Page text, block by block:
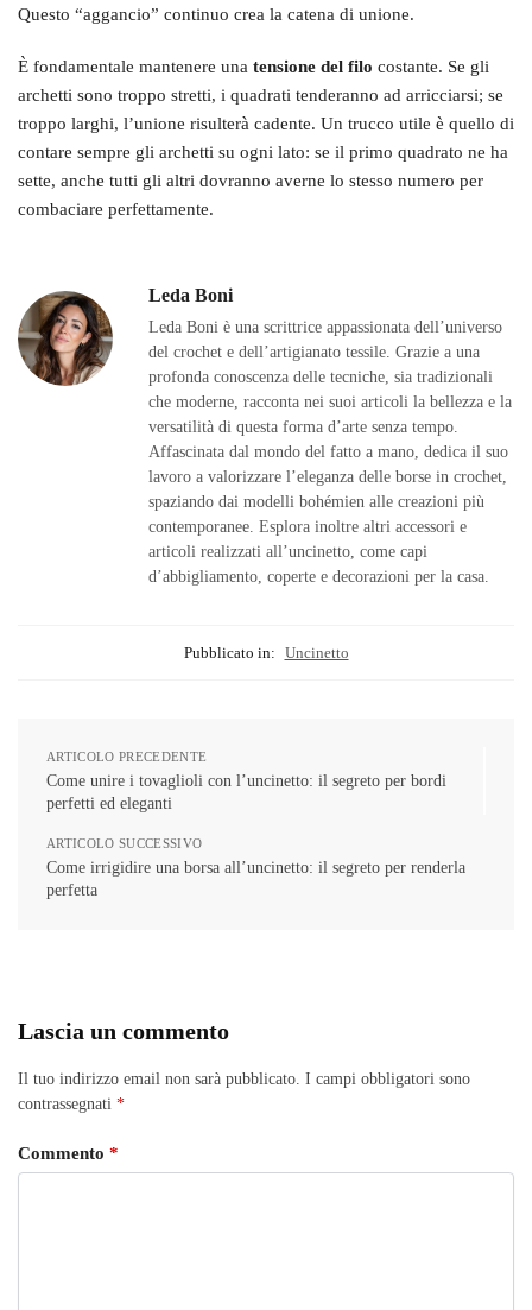
Questo “aggancio” continuo crea la catena di unione.
È fondamentale mantenere una tensione del filo costante. Se gli
archetti sono troppo stretti, i quadrati tenderanno ad arricciarsi; se
troppo larghi, l’unione risulterà cadente. Un trucco utile è quello di
contare sempre gli archetti su ogni lato: se il primo quadrato ne ha
sette, anche tutti gli altri dovranno averne lo stesso numero per
combaciare perfettamente.
Leda Boni
Leda Boni è una scrittrice appassionata dell’universo
del crochet e dell’artigianato tessile. Grazie a una
profonda conoscenza delle tecniche, sia tradizionali
che moderne, racconta nei suoi articoli la bellezza e la
versatilità di questa forma d’arte senza tempo.
Affascinata dal mondo del fatto a mano, dedica il suo
lavoro a valorizzare l’eleganza delle borse in crochet,
spaziando dai modelli bohémien alle creazioni più
contemporanee. Esplora inoltre altri accessori e
articoli realizzati all’uncinetto, come capi
d’abbigliamento, coperte e decorazioni per la casa.
Pubblicato in: Uncinetto
ARTICOLO PRECEDENTE
Come unire i tovaglioli con l’uncinetto: il segreto per bordi
perfetti ed eleganti
ARTICOLO SUCCESSIVO
Come irrigidire una borsa all’uncinetto: il segreto per renderla
perfetta
Lascia un commento
Il tuo indirizzo email non sarà pubblicato. I campi obbligatori sono
contrassegnati *
Commento *